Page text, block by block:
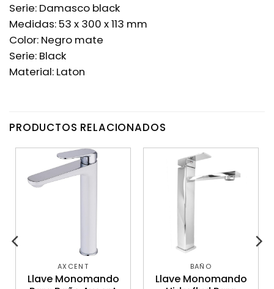
Serie: Damasco black
Medidas: 53 x 300 x 113 mm
Color: Negro mate
Serie: Black
Material: Laton
PRODUCTOS RELACIONADOS
AXCENT
Llave Monomando
BAÑO
Llave Monomando